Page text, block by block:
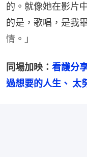
的。就像她在影片
的是，歌唱，是我
情。」
同場加映： 看護分
過想要的人生、 太